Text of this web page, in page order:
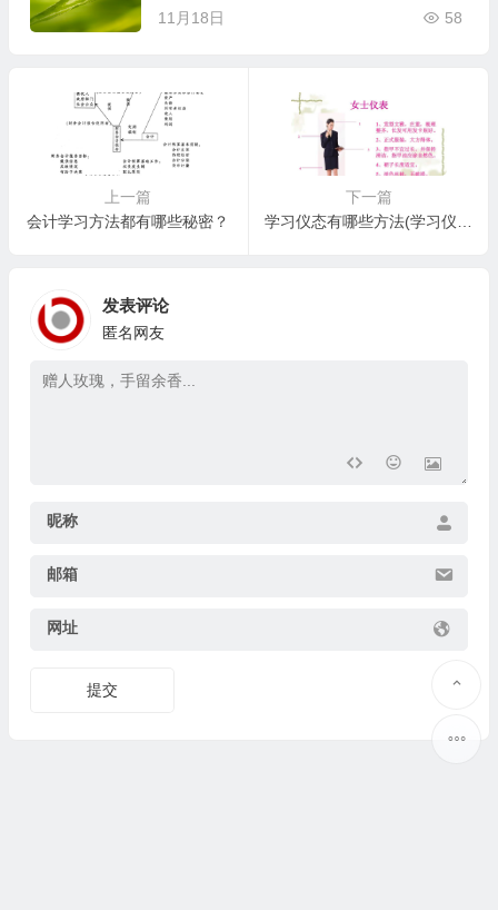
11月18日 58
上一篇
会计学习方法都有哪些秘密？
下一篇
发表评论
匿名网友
昵称
邮箱
网址
提交